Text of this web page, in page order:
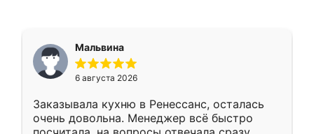
Мальвина
6 августа 2026
Заказывала кухню в Ренессанс, осталась
очень довольна. Менеджер всё быстро